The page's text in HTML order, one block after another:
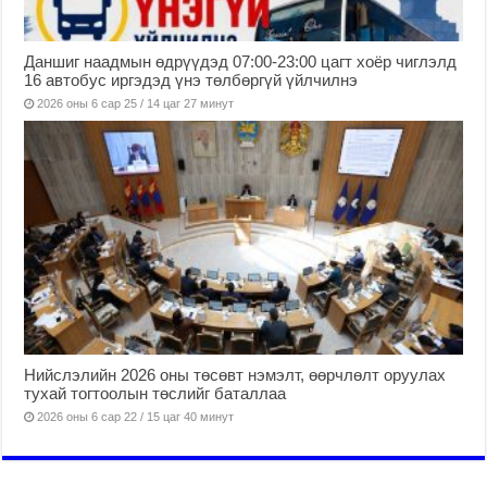
Даншиг наадмын өдрүүдэд 07:00-23:00 цагт хоёр чиглэлд
16 автобус иргэдэд үнэ төлбөргүй үйлчилнэ
2026 оны 6 сар 25 / 14 цаг 27 минут
Нийслэлийн 2026 оны төсөвт нэмэлт, өөрчлөлт оруулах
тухай тогтоолын төслийг баталлаа
2026 оны 6 сар 22 / 15 цаг 40 минут